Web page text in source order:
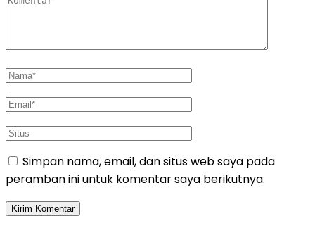
Simpan nama, email, dan situs web saya pada
peramban ini untuk komentar saya berikutnya.